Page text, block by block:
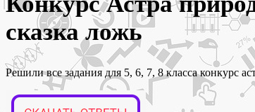
сказка ложь
Решили все задания для 5, 6, 7, 8 класса конкурс